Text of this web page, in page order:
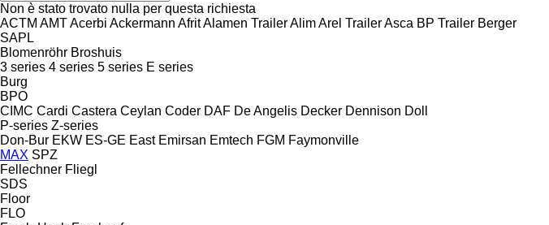
Non è stato trovato nulla per questa richiesta
ACTM AMTAcerbi Ackermann AfritAlamen TrailerAlimArel TrailerAsca BP Trailer Berger
SAPL
Blomenröhr Broshuis
3 series 4 series 5 series E series
Burg
BPO
CIMC Cardi Castera Ceylan Coder DAF De Angelis Decker Dennison Doll
P-series Z-series
Don-Bur EKW ES-GE East Emirsan Emtech FGM Faymonville
MAX SPZ
Fellechner Fliegl
SDS
Floor
FLO